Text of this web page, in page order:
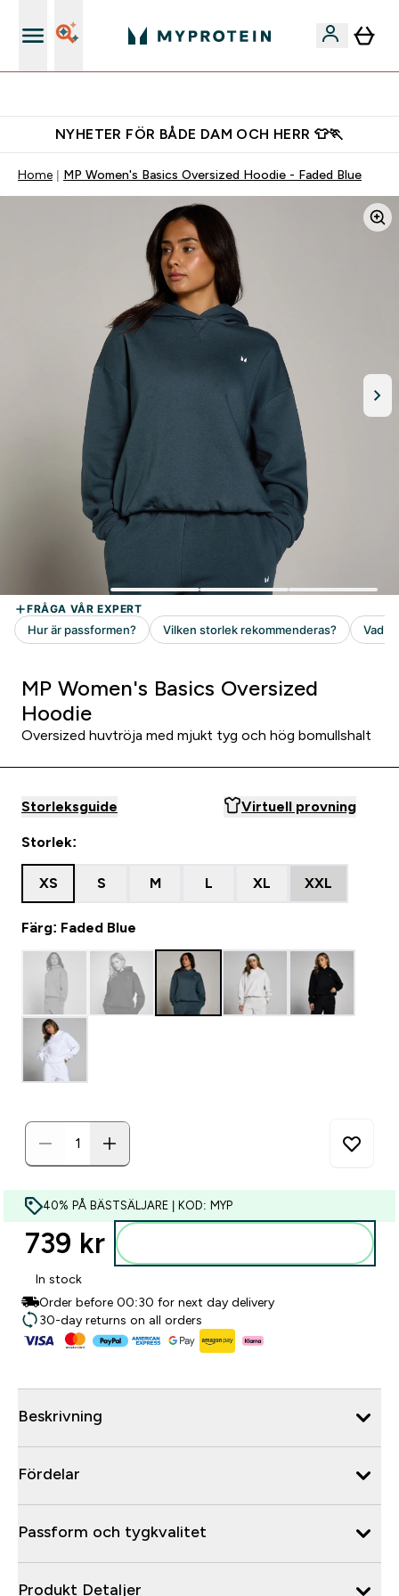
NYHETER FÖR BÅDE DAM OCH HERR 👕🏃
Home MP Women's Basics Oversized Hoodie - Faded Blue
MP Women's Basics Oversized
Hoodie
Oversized huvtröja med mjukt tyg och hög bomullshalt
Storleksguide Virtuell provning
Storlek:
XS S M L XL XXL
Färg: Faded Blue
40% PÅ BÄSTSÄLJARE | KOD: MYP
739 kr‎
In stock
Order before 00:30 for next day delivery
30-day returns on all orders
Beskrivning
Fördelar
Passform och tygkvalitet
Produkt Detaljer